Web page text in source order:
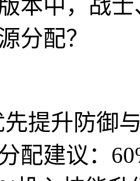
本中，战
分配？
提升防御
配建议：